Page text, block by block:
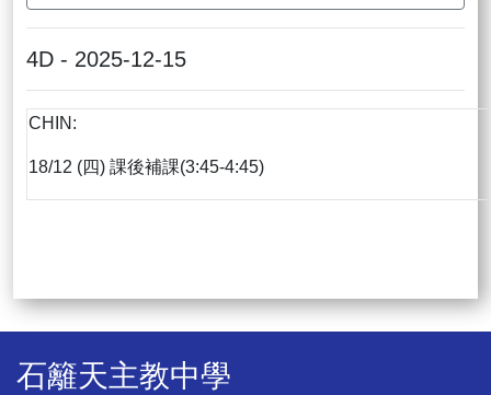
4D - 2025-12-15
CHIN:
18/12 (四) 課後補課(3:45-4:45)
石籬天主教中學